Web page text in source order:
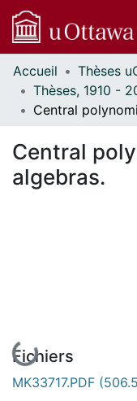
Communautés
et collections
Parcourir
À propos
Accueil
Central
algebras.
En cours de chargement...
Fichiers
MK33717.PDF